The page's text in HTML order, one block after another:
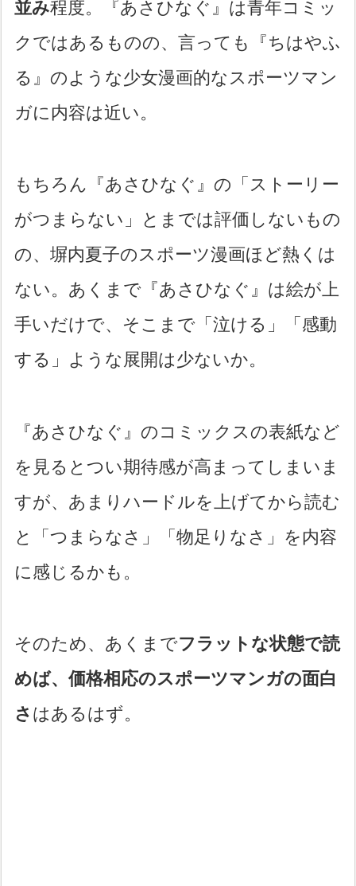
並み程度。『あさひなぐ』は青年コミッ
クではあるものの、言っても『ちはやふ
る』のような少女漫画的なスポーツマン
ガに内容は近い。
もちろん『あさひなぐ』の「ストーリー
がつまらない」とまでは評価しないもの
の、塀内夏子のスポーツ漫画ほど熱くは
ない。あくまで『あさひなぐ』は絵が上
手いだけで、そこまで「泣ける」「感動
する」ような展開は少ないか。
『あさひなぐ』のコミックスの表紙など
を見るとつい期待感が高まってしまいま
すが、あまりハードルを上げてから読む
と「つまらなさ」「物足りなさ」を内容
に感じるかも。
そのため、あくまでフラットな状態で読
めば、価格相応のスポーツマンガの面白
さ はあるはず。